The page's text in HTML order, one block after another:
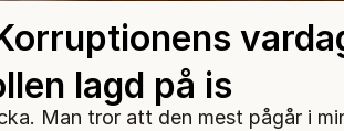
lagd på is
tror att den mest pågår i mindre